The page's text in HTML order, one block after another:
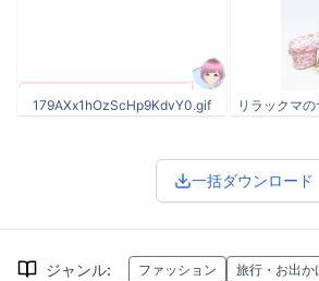
179AXx1hOzScHp9KdvY0.gif リラックマ
一括ダウンロード
ジャンル: ファッション 旅行・お出か